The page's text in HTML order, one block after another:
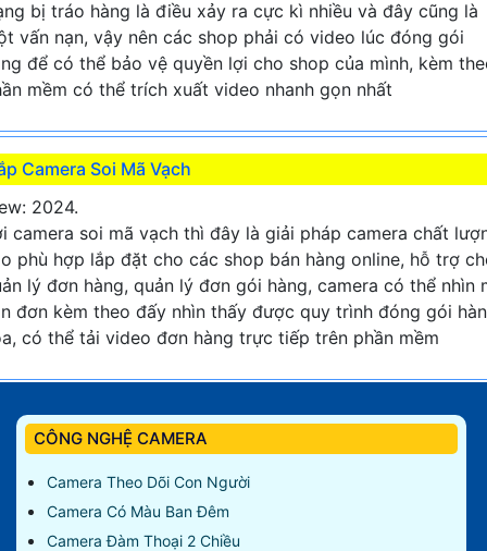
bị tráo hàng là điều xảy ra cực kì nhiều và đây cũng là
vấn nạn, vậy nên các shop phải có video lúc đóng gói
để có thể bảo vệ quyền lợi cho shop của mình, kèm
mềm có thể trích xuất video nhanh gọn nhất
Camera Soi Mã Vạch
2024.
camera soi mã vạch thì đây là giải pháp camera chất
phù hợp lắp đặt cho các shop bán hàng online, hỗ trợ
lý đơn hàng, quản lý đơn gói hàng, camera có thể nhìn
đơn kèm theo đấy nhìn thấy được quy trình đóng gói
có thể tải video đơn hàng trực tiếp trên phần mềm
CÔNG NGHỆ CAMERA
Camera Theo Dõi Con Người
Camera Có Màu Ban Đêm
Camera Đàm Thoại 2 Chiều